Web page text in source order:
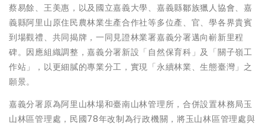
蔡易餘、王美惠，以及國立嘉義大學、嘉義縣鄒族獵人協會、嘉
義縣阿里山原住民農林業生產合作社等多位產、官、學各界貴賓
到場觀禮、共同揭牌，一同見證林業署嘉義分署邁向嶄新里程
碑。因應組織調整，嘉義分署新設「自然保育科」及「關子嶺工
作站」，以更細膩的專業分工，實現「永續林業、生態臺灣」之
願景。
嘉義分署原為阿里山林場和臺南山林管理所，合併設置林務局玉
山林區管理處，民國78年改制為行政機關，將玉山林區管理處與